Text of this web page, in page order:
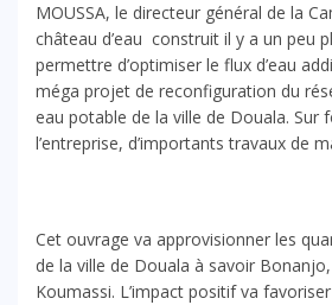
MOUSSA, le directeur général de la
château d’eau construit il y a un peu
permettre d’optimiser le flux d’eau
méga projet de reconfiguration du
eau potable de la ville de Douala. Sur
l’entreprise, d’importants travaux de
Cet ouvrage va approvisionner les
de la ville de Douala à savoir
Koumassi. L’impact positif va